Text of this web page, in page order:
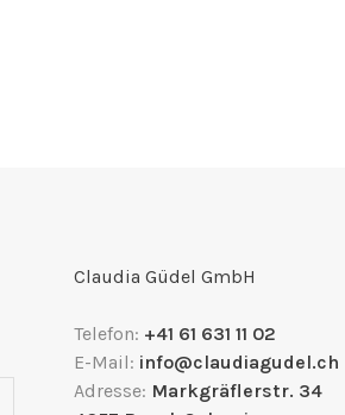
Claudia Güdel GmbH
Telefon: +41 61 631 11 02
E-Mail: info@claudiagudel.ch
Adresse: Markgräflerstr. 34